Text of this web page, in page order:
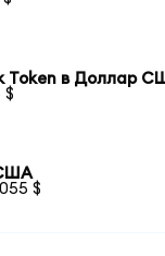
Token в Доллар
$
$